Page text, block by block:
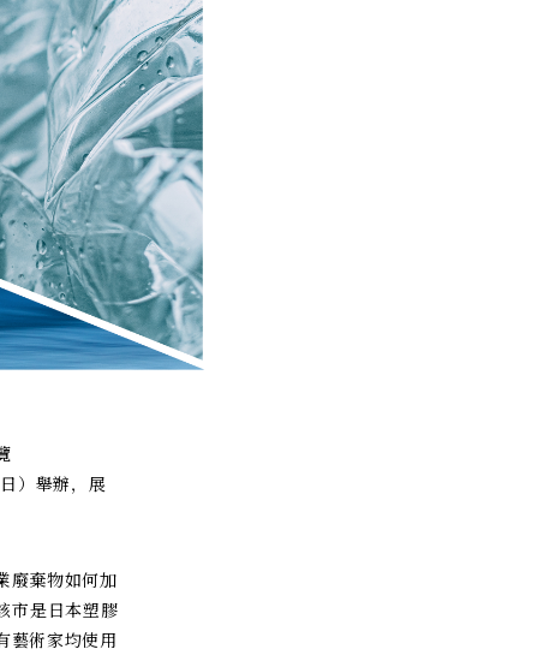
）舉辦，展
廢棄物如何加
市是日本塑膠
藝術家均使用